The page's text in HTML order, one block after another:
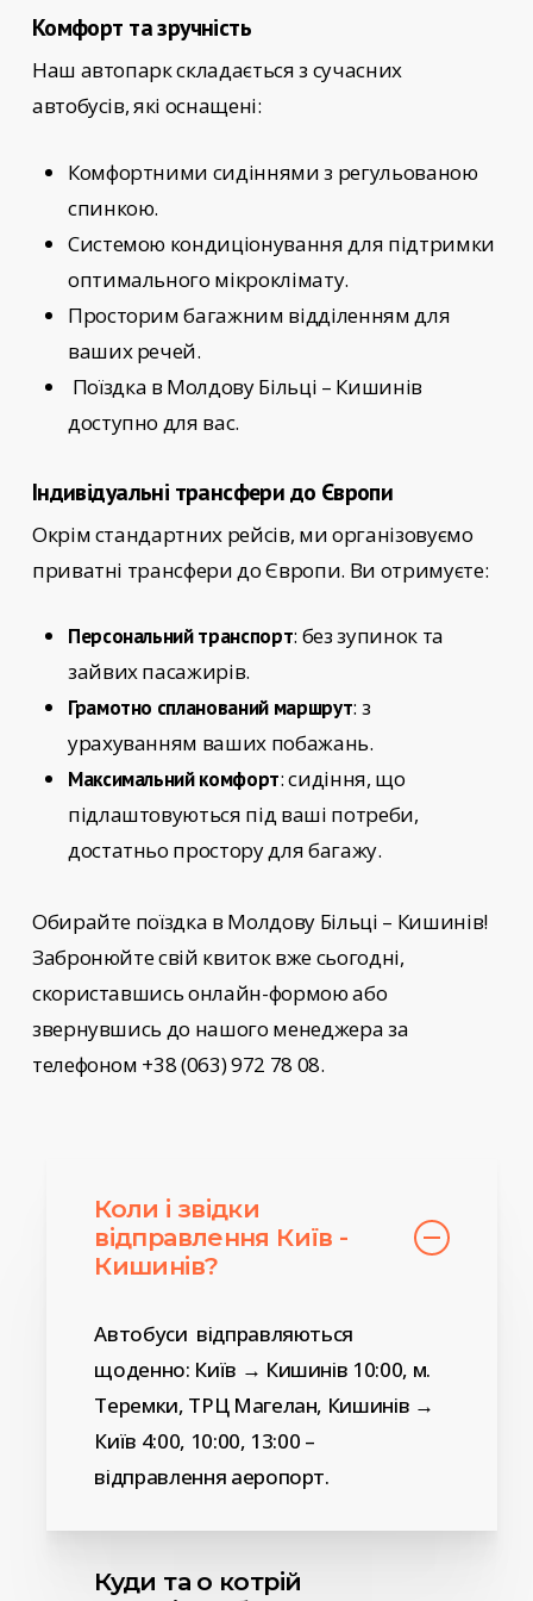
Комфорт та зручність
Наш автопарк складається з сучасних
автобусів, які оснащені:
Комфортними сидіннями з регульованою
спинкою.
Системою кондиціонування для підтримки
оптимального мікроклімату.
Просторим багажним відділенням для
ваших речей.
Поїздка в Молдову Більці – Кишинів
доступно для вас.
Індивідуальні трансфери до Європи
Окрім стандартних рейсів, ми організовуємо
приватні трансфери до Європи. Ви отримуєте:
Персональний транспорт: без зупинок та
зайвих пасажирів.
Грамотно спланований маршрут: з
урахуванням ваших побажань.
Максимальний комфорт: сидіння, що
підлаштовуються під ваші потреби,
достатньо простору для багажу.
Обирайте поїздка в Молдову Більці – Кишинів!
Забронюйте свій квиток вже сьогодні,
скориставшись онлайн-формою або
звернувшись до нашого менеджера за
телефоном +38 (063) 972 78 08.
Коли і звідки
відправлення Київ -
Кишинів?
Автобуси відправляються
щоденно: Київ → Кишинів 10:00, м.
Теремки, ТРЦ Магелан, Кишинів →
Київ 4:00, 10:00, 13:00 –
відправлення аеропорт.
Куди та о котрій